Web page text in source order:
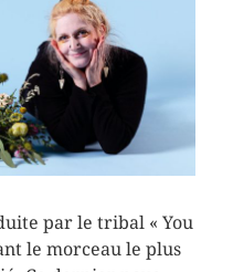
par le tribal « You
le morceau le plus